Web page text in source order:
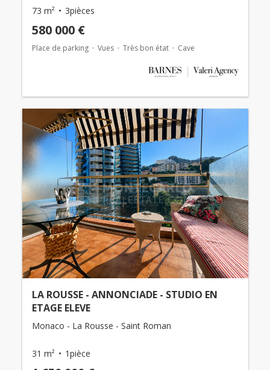
73 m² 3pièces
580 000 €
Place de parking Vues Très bon état Cave
LA ROUSSE - ANNONCIADE - STUDIO EN
ETAGE ELEVE
Monaco - La Rousse - Saint Roman
31 m² 1pièce